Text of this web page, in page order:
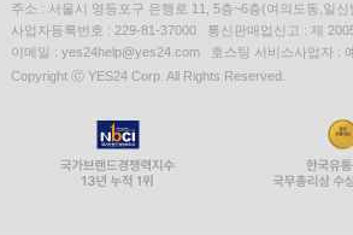
주소 : 서울시 영등포구 은행로 11, 5층~6층(여의도동,일신
사업자등록번호 : 229-81-37000 통신판매업신고 : 제
이메일 : yes24help@yes24.com 호스팅 서비스사업자 :
Copyright ⓒ YES24 Corp. All Rights Reserved.